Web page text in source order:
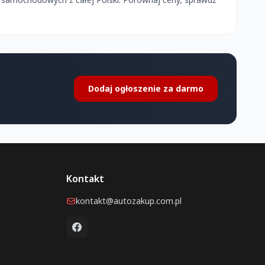
Dodaj ogłoszenie za darmo
Kontakt
kontakt@autozakup.com.pl